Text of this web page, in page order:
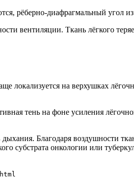
рёберно-диафрагмальный угол
вентиляции. Ткань лёгкого
локализуется на верхушках
тень на фоне усиления
Благодаря воздушности
субстрата онкологии или